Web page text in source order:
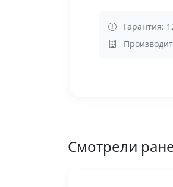
Гарантия:
Смотрели